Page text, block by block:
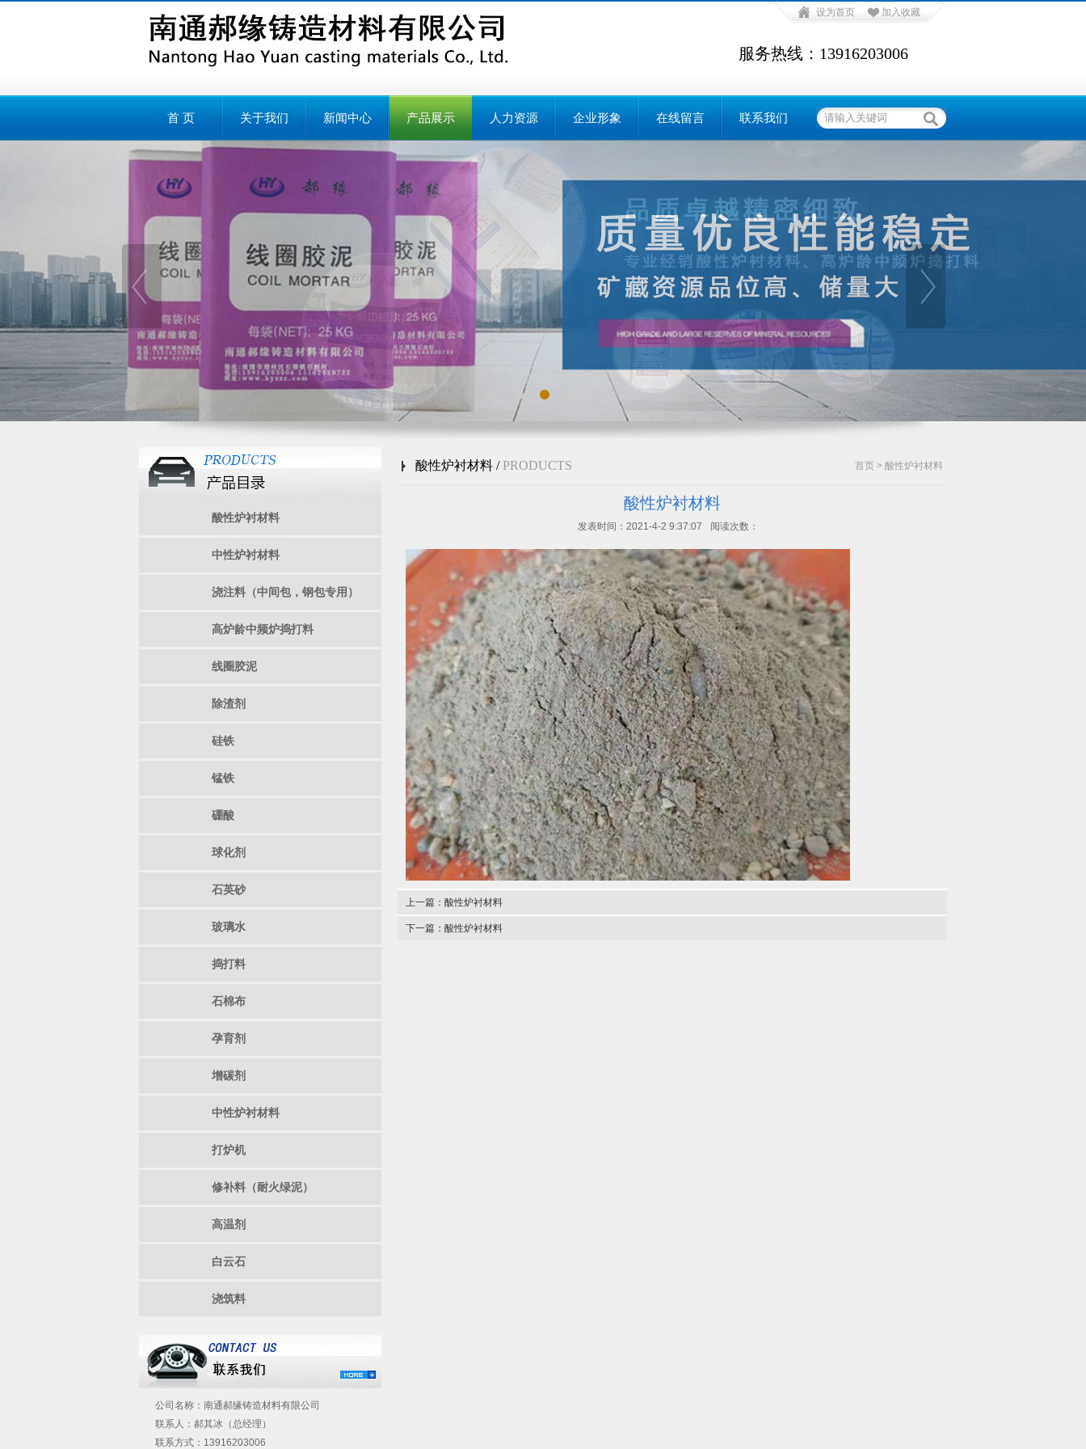
设为首页 加入收藏
服务热线：13916203006
首 页 关于我们 新闻中心 产品展示 人力资源 企业形象 在线留言 联系我们
酸性炉衬材料
中性炉衬材料
浇注料（中间包，钢包专用）
高炉龄中频炉捣打料
线圈胶泥
除渣剂
硅铁
锰铁
硼酸
球化剂
石英砂
玻璃水
捣打料
石棉布
孕育剂
增碳剂
中性炉衬材料
打炉机
修补料（耐火绿泥）
高温剂
白云石
浇筑料
公司名称：南通郝缘铸造材料有限公司
联系人：郝其冰（总经理）
联系方式：13916203006
酸性炉衬材料 / PRODUCTS 首页 > 酸性炉衬材料
酸性炉衬材料
发表时间：2021-4-2 9:37:07 阅读次数：
上一篇： 酸性炉衬材料
下一篇： 酸性炉衬材料